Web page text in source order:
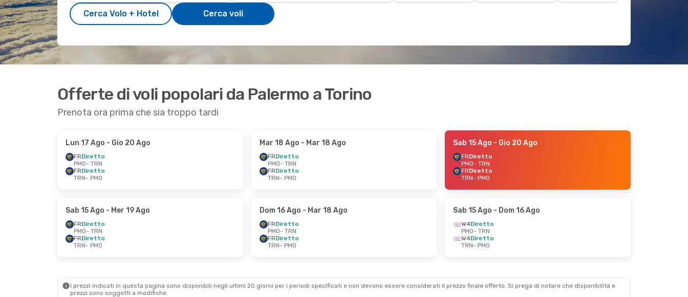
Cerca Volo + Hotel Cerca voli
Offerte di voli popolari da Palermo a Torino
Prenota ora prima che sia troppo tardi
Lun 17 Ago - Gio 20 Ago
FRDiretto
PMO- TRN
FRDiretto
TRN- PMO
Mar 18 Ago - Mar 18 Ago
FRDiretto
PMO- TRN
FRDiretto
TRN- PMO
Sab 15 Ago - Gio 20 Ago
FRDiretto
PMO- TRN
FRDiretto
TRN- PMO
Sab 15 Ago - Mer 19 Ago
FRDiretto
PMO- TRN
FRDiretto
TRN- PMO
Dom 16 Ago - Mar 18 Ago
FRDiretto
PMO- TRN
FRDiretto
TRN- PMO
Sab 15 Ago - Dom 16 Ago
W4Diretto
PMO- TRN
W4Diretto
TRN- PMO
I prezzi indicati in questa pagina sono disponibili negli ultimi 20 giorni per i periodi specificati e non devono essere considerati il ​​prezzo finale offerto. Si prega di notare che disponibilità e
prezzi sono soggetti a modifiche.